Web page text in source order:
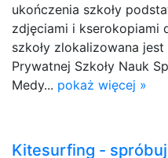
ukończenia szkoły
zdjęciami i kserokopiami
szkoły zlokalizowana
Prywatnej Szkoły Nauk
Medy... pokaż więcej »
Kitesurfing -